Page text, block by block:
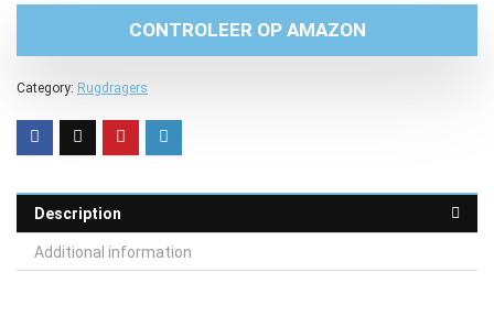
CONTROLEER OP AMAZON
Category: Rugdragers
Description
Additional information